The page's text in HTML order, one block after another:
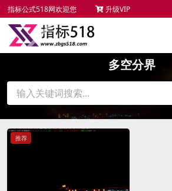
指标公式518网欢迎您
升级VIP
未来函数检测
多空分界
推荐